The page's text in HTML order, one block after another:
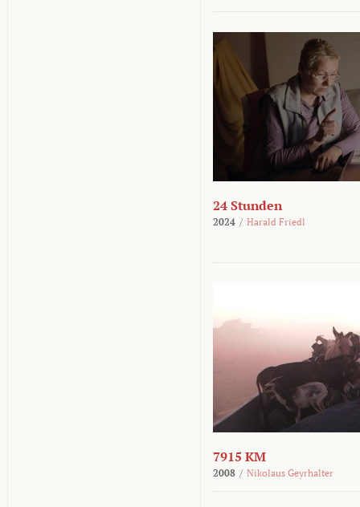
24 Stunden
2024 / Harald Friedl
7915 KM
2008 / Nikolaus Geyrhalter